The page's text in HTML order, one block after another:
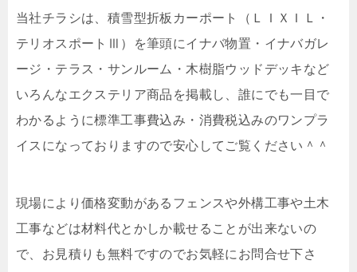
当社チラシは、積雪型折板カーポート（ＬＩＸＩＬ・
テリオスポートⅢ）を筆頭にイナバ物置・イナバガレ
ージ・テラス・サンルーム・木樹脂ウッドデッキなど
いろんなエクステリア商品を掲載し、誰にでも一目で
わかるように標準工事費込み・消費税込みのワンプラ
イスになっておりますので安心してご覧ください＾＾
現場により価格変動があるフェンスや外構工事や土木
工事などは材料代とかしか載せることが出来ないの
で、お見積りも無料ですのでお気軽にお問合せ下さ